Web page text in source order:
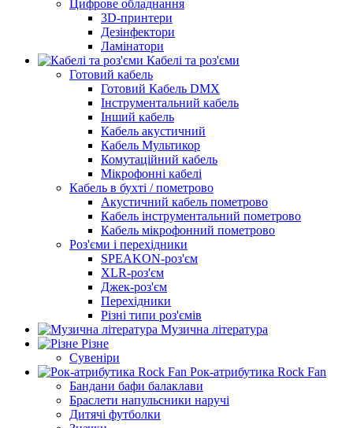
Цифрове обладнання
3D-принтери
Дезінфектори
Ламінатори
Кабелі та роз'єми
Готовий кабель
Готовий Кабель DMX
Інструментальний кабель
Інший кабель
Кабель акустичний
Кабель Мультикор
Комутаційний кабель
Мікрофонні кабелі
Кабель в бухті / пометрово
Акустичний кабель пометрово
Кабель інструментальний пометрово
Кабель мікрофонний пометрово
Роз'єми і перехідники
SPEAKON-роз'єм
XLR-роз'єм
Джек-роз'єм
Перехідники
Різні типи роз'ємів
Музична література
Різне
Сувеніри
Рок-атрибутика Rock Fan
Бандани бафи балаклави
Браслети напульсники наручі
Дитячі футболки